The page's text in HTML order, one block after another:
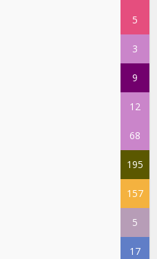
5
3
9
12
68
195
157
5
17